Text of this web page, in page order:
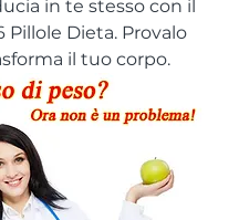
in te stesso con il
Pillole Dieta. Provalo
il tuo corpo.